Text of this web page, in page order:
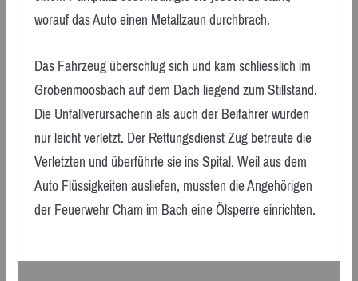
worauf das Auto einen Metallzaun durchbrach.
Das Fahrzeug überschlug sich und kam schliesslich im
Grobenmoosbach auf dem Dach liegend zum Stillstand.
Die Unfallverursacherin als auch der Beifahrer wurden
nur leicht verletzt. Der Rettungsdienst Zug betreute die
Verletzten und überführte sie ins Spital. Weil aus dem
Auto Flüssigkeiten ausliefen, mussten die Angehörigen
der Feuerwehr Cham im Bach eine Ölsperre einrichten.